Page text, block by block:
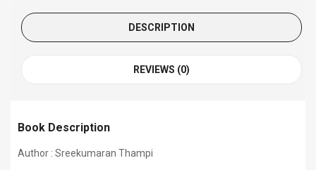
DESCRIPTION
REVIEWS (0)
Book Description
Author : Sreekumaran Thampi